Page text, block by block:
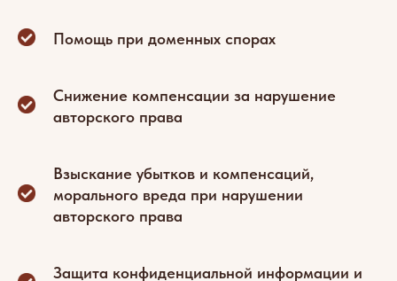
Помощь при доменных спорах
Снижение компенсации за нарушение
авторского права
Взыскание убытков и компенсаций,
морального вреда при нарушении
авторского права
Защита конфиденциальной информации и